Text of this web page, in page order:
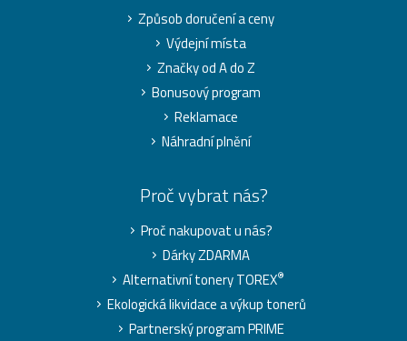
Způsob doručení a ceny
Výdejní místa
Značky od A do Z
Bonusový program
Reklamace
Náhradní plnění
Proč vybrat nás?
Proč nakupovat u nás?
Dárky ZDARMA
Alternativní tonery TOREX®
Ekologická likvidace a výkup tonerů
Partnerský program PRIME